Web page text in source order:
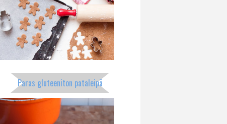
Paras gluteeniton pataleipä